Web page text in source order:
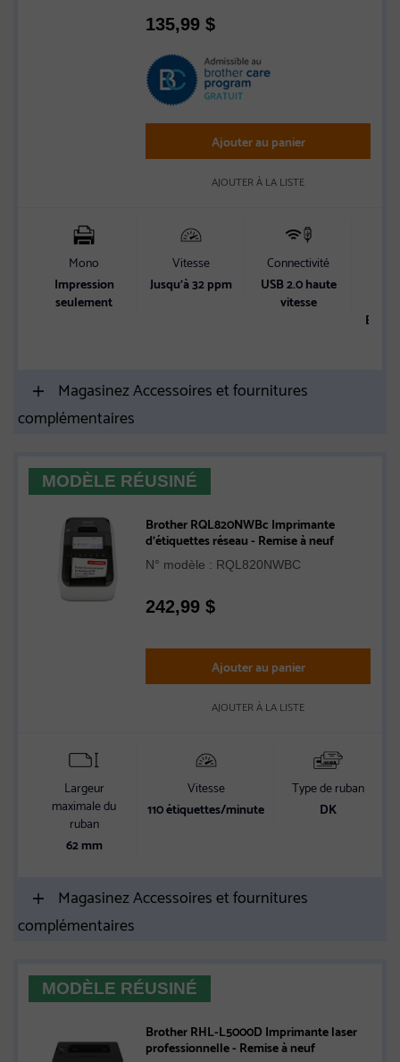
4.3
of
5
stars
135,99 $
Ajouter au panier
AJOUTER À LA LISTE
Mono
Impression
seulement
Vitesse
Jusqu’à 32 ppm
Connectivité
USB 2.0 haute
vitesse
Bac à
Magasinez Accessoires et fournitures
complémentaires
MODÈLE RÉUSINÉ
Brother RQL820NWBc Imprimante
d’étiquettes réseau - Remise à neuf
N° modèle : RQL820NWBC
242,99 $
Ajouter au panier
AJOUTER À LA LISTE
Largeur
maximale du
ruban
62 mm
Vitesse
110 étiquettes/minute
Type de ruban
DK
Magasinez Accessoires et fournitures
complémentaires
MODÈLE RÉUSINÉ
Brother RHL-L5000D Imprimante laser
professionnelle - Remise à neuf